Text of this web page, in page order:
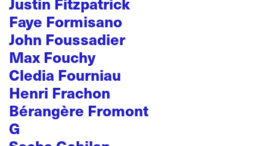
Faye Formisano
John Foussadier
Max Fouchy
Cledia Fourniau
Henri Frachon
Bérangère Fromont
G